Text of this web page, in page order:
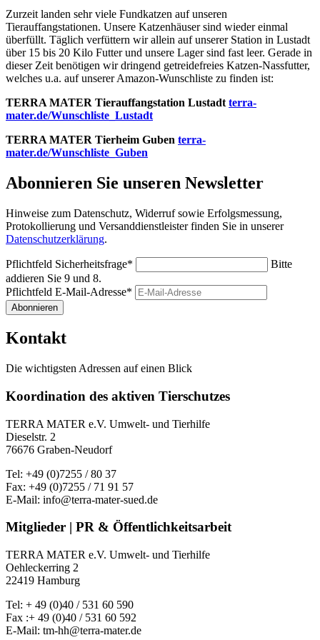
Zurzeit landen sehr viele Fundkatzen auf unseren
Tierauffangstationen. Unsere Katzenhäuser sind wieder einmal
überfüllt. Täglich verfüttern wir allein auf unserer Station in Lustadt
über 15 bis 20 Kilo Futter und unsere Lager sind fast leer. Gerade in
dieser Zeit benötigen wir dringend getreidefreies Katzen-Nassfutter,
welches u.a. auf unserer Amazon-Wunschliste zu finden ist:
TERRA MATER Tierauffangstation Lustadt terra-
mater.de/Wunschliste_Lustadt
TERRA MATER Tierheim Guben terra-
mater.de/Wunschliste_Guben
Abonnieren Sie unseren Newsletter
Hinweise zum Datenschutz, Widerruf sowie Erfolgsmessung,
Protokollierung und Versanddienstleister finden Sie in unserer
Datenschutzerklärung.
Pflichtfeld Sicherheitsfrage*
Bitte
addieren Sie 9 und 8.
Pflichtfeld E-Mail-Adresse*
Abonnieren
Kontakt
Die wichtigsten Adressen auf einen Blick
Koordination des aktiven Tierschutzes
TERRA MATER e.V. Umwelt- und Tierhilfe
Dieselstr. 2
76676 Graben-Neudorf
Tel: +49 (0)7255 / 80 37
Fax: +49 (0)7255 / 71 91 57
E-Mail: info@terra-mater-sued.de
Mitglieder | PR & Öffentlichkeitsarbeit
TERRA MATER e.V. Umwelt- und Tierhilfe
Oehleckerring 2
22419 Hamburg
Tel: + 49 (0)40 / 531 60 590
Fax :+ 49 (0)40 / 531 60 592
E-Mail: tm-hh@terra-mater.de